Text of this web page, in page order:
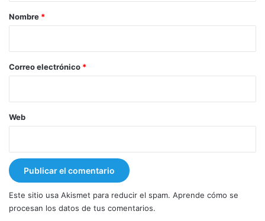
r
*
Nombre *
Correo electrónico *
Web
Este sitio usa Akismet para reducir el spam. Aprende cómo se
procesan los datos de tus comentarios.